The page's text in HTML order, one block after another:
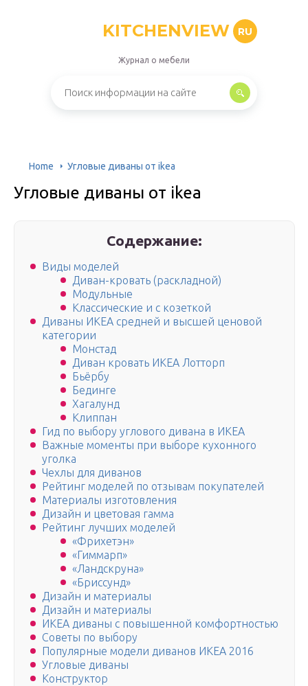
KITCHENVIEW RU
Журнал о мебели
Home Угловые диваны от ikea
Угловые диваны от ikea
Содержание:
Виды моделей
Диван-кровать (раскладной)
Модульные
Классические и с козеткой
Диваны ИКЕА средней и высшей ценовой
категории
Монстад
Диван кровать ИКЕА Лотторп
Бьёрбу
Бединге
Хагалунд
Клиппан
Гид по выбору углового дивана в ИКЕА
Важные моменты при выборе кухонного
уголка
Чехлы для диванов
Рейтинг моделей по отзывам покупателей
Материалы изготовления
Дизайн и цветовая гамма
Рейтинг лучших моделей
«Фрихетэн»
«Гиммарп»
«Ландскруна»
«Бриссунд»
Дизайн и материалы
Дизайн и материалы
ИКЕА диваны с повышенной комфортностью
Советы по выбору
Популярные модели диванов ИКЕА 2016
Угловые диваны
Конструктор